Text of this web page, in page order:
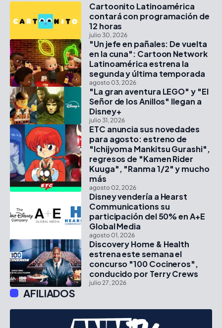
Cartoonito Latinoamérica
contará con programación de
12 horas
julio 30, 2026
"Un jefe en pañales: De vuelta
en la cuna": Cartoon Network
Latinoamérica estrena la
segunda y última temporada
agosto 03, 2026
"La gran aventura LEGO" y "El
Señor de los Anillos" llegan a
Disney+
julio 31, 2026
ETC anuncia sus novedades
para agosto: estreno de
"Ichijyoma Mankitsu Gurashi",
regresos de "Kamen Rider
Kuuga", "Ranma 1/2" y mucho
más
agosto 02, 2026
Disney vendería a Hearst
Communications su
participación del 50% en A+E
Global Media
agosto 01, 2026
Discovery Home & Health
estrena este semana el
concurso "100 Cocineros",
conducido por Terry Crews
julio 27, 2026
AFILIADOS